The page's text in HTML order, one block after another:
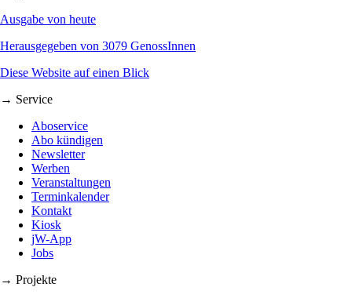
Ausgabe von heute
Herausgegeben von 3079 GenossInnen
Diese Website auf einen Blick
→ Service
Aboservice
Abo kündigen
Newsletter
Werben
Veranstaltungen
Terminkalender
Kontakt
Kiosk
jW-App
Jobs
→ Projekte